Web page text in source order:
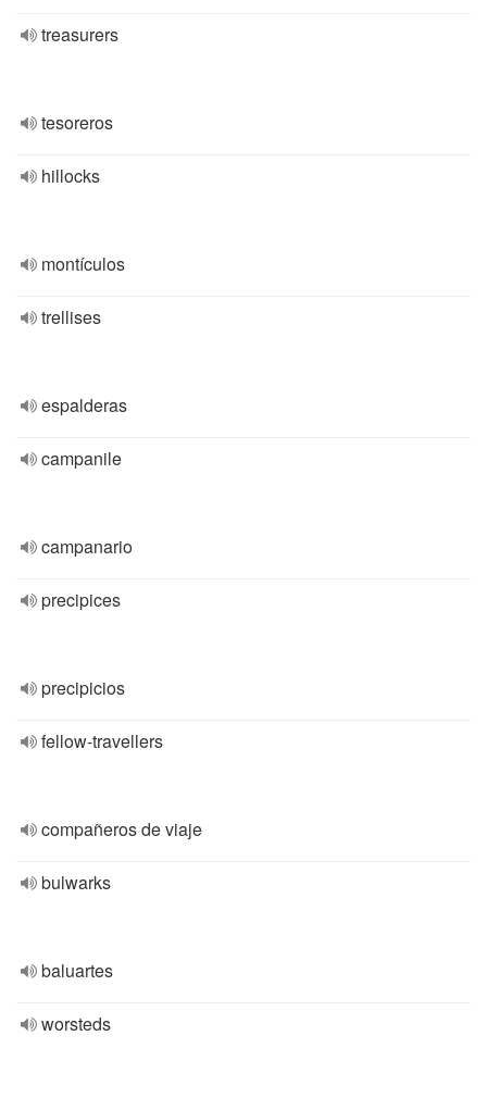
treasurers
tesoreros
hillocks
montículos
trellises
espalderas
campanile
campanario
precipices
precipicios
fellow-travellers
compañeros de viaje
bulwarks
baluartes
worsteds